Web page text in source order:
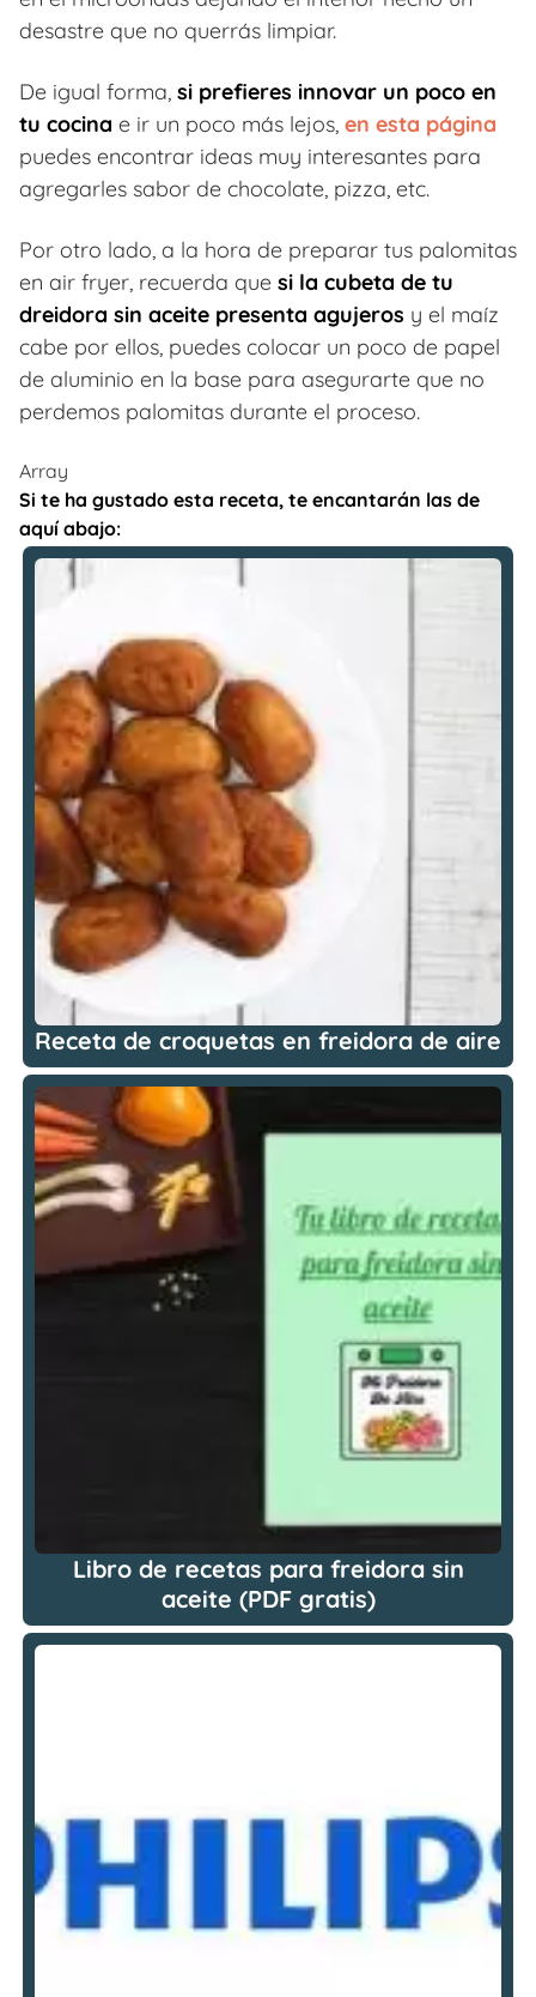
desastre que no querrás limpiar.
De igual forma, si prefieres innovar un poco en
tu cocina e ir un poco más lejos, en esta página
puedes encontrar ideas muy interesantes para
agregarles sabor de chocolate, pizza, etc.
Por otro lado, a la hora de preparar tus palomitas
en air fryer, recuerda que si la cubeta de tu
dreidora sin aceite presenta agujeros y el maíz
cabe por ellos, puedes colocar un poco de papel
de aluminio en la base para asegurarte que no
perdemos palomitas durante el proceso.
Array
Si te ha gustado esta receta, te encantarán las de
aquí abajo:
Receta de croquetas en freidora de aire
Libro de recetas para freidora sin
aceite (PDF gratis)